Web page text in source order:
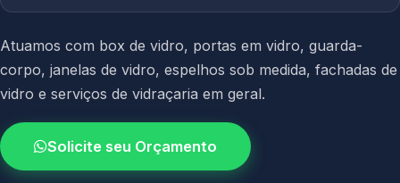
Atuamos com box de vidro, portas em vidro, guarda-
corpo, janelas de vidro, espelhos sob medida, fachadas de
vidro e serviços de vidraçaria em geral.
Solicite seu Orçamento
4.9 / 5.0
avaliacao dos clientes